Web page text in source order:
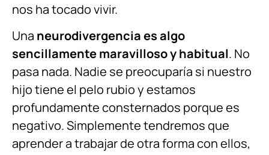
nos ha tocado vivir.
Una neurodivergencia es algo
sencillamente maravilloso y habitual. No
pasa nada. Nadie se preocuparía si nuestro
hijo tiene el pelo rubio y estamos
profundamente consternados porque es
negativo. Simplemente tendremos que
aprender a trabajar de otra forma con ellos,